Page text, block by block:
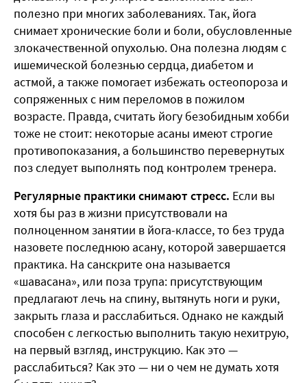
полезно при многих заболеваниях. Так, йога
снимает хронические боли и боли, обусловленные
злокачественной опухолью. Она полезна людям с
ишемической болезнью сердца, диабетом и
астмой, а также помогает избежать остеопороза и
сопряженных с ним переломов в пожилом
возрасте. Правда, считать йогу безобидным хобби
тоже не стоит: некоторые асаны имеют строгие
противопоказания, а большинство перевернутых
поз следует выполнять под контролем тренера.
Регулярные практики снимают стресс. Если вы
хотя бы раз в жизни присутствовали на
полноценном занятии в йога-классе, то без труда
назовете последнюю асану, которой завершается
практика. На санскрите она называется
«шавасана», или поза трупа: присутствующим
предлагают лечь на спину, вытянуть ноги и руки,
закрыть глаза и расслабиться. Однако не каждый
способен с легкостью выполнить такую нехитрую,
на первый взгляд, инструкцию. Как это —
расслабиться? Как это — ни о чем не думать хотя